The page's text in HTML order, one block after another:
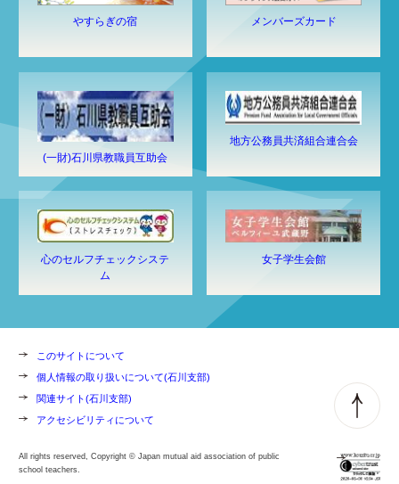
やすらぎの宿 メンバーズカード
(一財)石川県教職員互助会
地方公務員共済組合連合会
心のセルフチェックシステ
ム
女子学生会館
このサイトについて
個人情報の取り扱いについて(石川支部)
関連サイト(石川支部)
アクセシビリティについて
All rights reserved, Copyright © Japan mutual aid association of public
school teachers.